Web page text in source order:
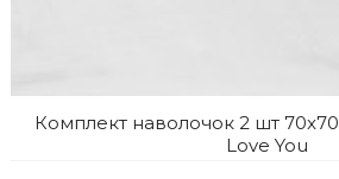
Комплект наволочок 2 шт
Love You